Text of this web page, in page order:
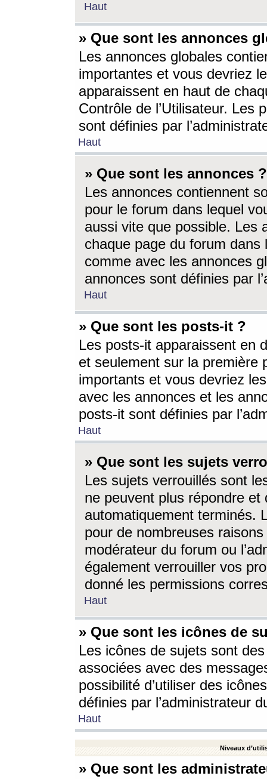
Haut
» Que sont les annonces
Les annonces globales
importantes et vous devriez
apparaissent en haut de
Contrôle de l’Utilisateur. Les
sont définies par
Haut
» Que sont les annonces ?
Les annonces contiennent
pour le forum dans lequel
aussi vite que possible. Les
chaque page du forum dans
comme avec les annonces
annonces sont définies par
Haut
» Que sont les posts-it ?
Les posts-it apparaissent en
et seulement sur la première
importants et vous devriez
avec les annonces et les
posts-it sont définies par
Haut
» Que sont les sujets
Les sujets verrouillés sont
ne peuvent plus répondre
automatiquement terminés.
pour de nombreuses
modérateur du forum ou
également verrouiller vos
donné les permissions
Haut
» Que sont les icônes de
Les icônes de sujets sont
associées avec des
possibilité d’utiliser des
définies par l’administrateur
Haut
Niveaux
» Que sont les